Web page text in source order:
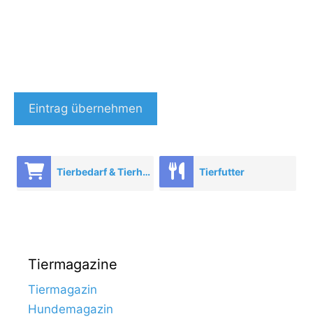
Eintrag übernehmen
Tierbedarf & Tierhandel Tierfutter
Tiermagazine
Tiermagazin
Hundemagazin